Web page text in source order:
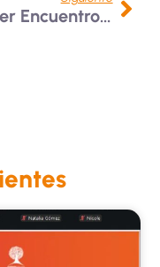
Primer Encuentro De Lideres De Investigación RUCC Nodo Eje Cafetero